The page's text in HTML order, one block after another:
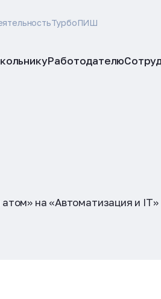
ТурбоПИШ
Работодателю
на «Автоматизация и IT»